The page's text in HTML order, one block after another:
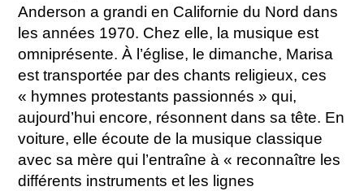
Anderson a grandi en Californie du Nord dans
les années 1970. Chez elle, la musique est
omniprésente. À l’église, le dimanche, Marisa
est transportée par des chants religieux, ces
« hymnes protestants passionnés » qui,
aujourd’hui encore, résonnent dans sa tête. En
voiture, elle écoute de la musique classique
avec sa mère qui l’entraîne à « reconnaître les
différents instruments et les lignes